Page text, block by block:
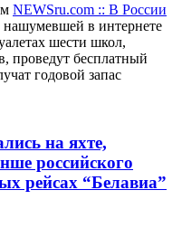
NEWSru.com :: В России
нашумевшей в интернете
шести школ,
проведут бесплатный
годовой запас
на яхте,
российского
рейсах “Белавиа”